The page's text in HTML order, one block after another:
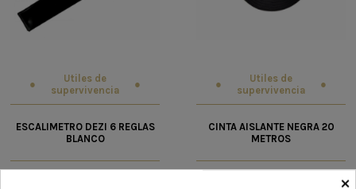
Utiles de
supervivencia
ESCALIMETRO DEZI 6 REGLAS
BLANCO
Utiles de
supervivencia
CINTA AISLANTE NEGRA 20
METROS
×